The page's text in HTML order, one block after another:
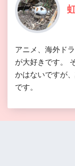
アニメ、海外ド
が大好きです。
かはないですが
です。